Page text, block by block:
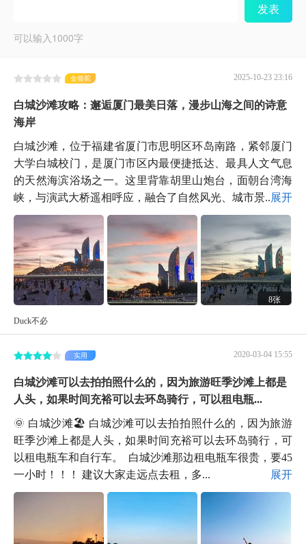
发表
可以输入1000字
2025-10-23 23:16
金骆驼
白城沙滩攻略：邂逅厦门最美日落，漫步山海之间的诗意
海岸
白城沙滩，位于福建省厦门市思明区环岛南路，紧邻厦门
大学白城校门，是厦门市区内最便捷抵达、最具人文气息
的天然海滨浴场之一。这里背靠胡里山炮台，面朝台湾海
峡，与演武大桥遥相呼应，融合了自然风光、城市景...展开
8张
Duck不必
2020-03-04 15:55
实用
白城沙滩可以去拍拍照什么的，因为旅游旺季沙滩上都是
人头，如果时间充裕可以去环岛骑行，可以租电瓶...
🌞 白城沙滩🏖️ 白城沙滩可以去拍拍照什么的，因为旅游
旺季沙滩上都是人头，如果时间充裕可以去环岛骑行，可
以租电瓶车和自行车。 ️ 白城沙滩那边租电瓶车很贵，要45
一小时！！！️ 建议大家走远点去租，多...
展开